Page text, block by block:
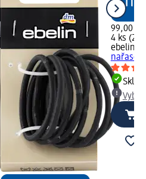
99,00 Kč
4 ks
ebelin